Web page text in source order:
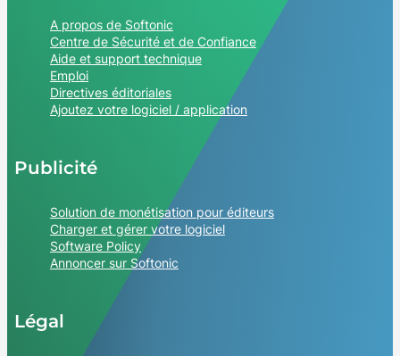
A propos de Softonic
Centre de Sécurité et de Confiance
Aide et support technique
Emploi
Directives éditoriales
Ajoutez votre logiciel / application
Publicité
Solution de monétisation pour éditeurs
Charger et gérer votre logiciel
Software Policy
Annoncer sur Softonic
Légal